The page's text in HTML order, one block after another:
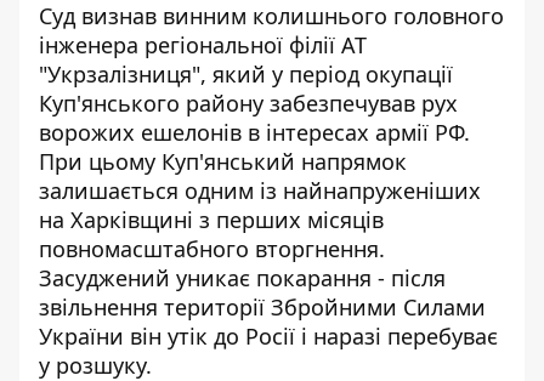
Суд визнав винним колишнього головного
інженера регіональної філії АТ
"Укрзалізниця", який у період окупації
Куп'янського району забезпечував рух
ворожих ешелонів в інтересах армії РФ.
При цьому Куп'янський напрямок
залишається одним із найнапруженіших
на Харківщині з перших місяців
повномасштабного вторгнення.
Засуджений уникає покарання - після
звільнення території Збройними Силами
України він утік до Росії і наразі перебуває
у розшуку.